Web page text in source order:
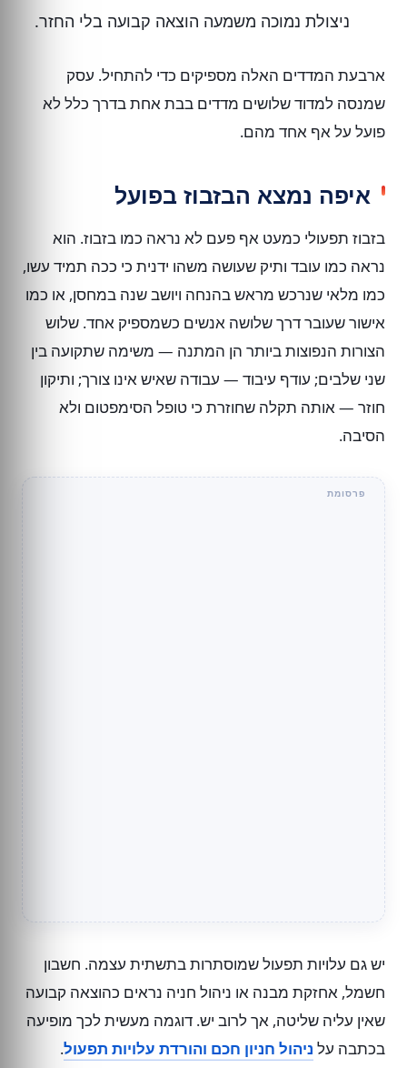
ניצולת נמוכה משמעה הוצאה קבועה בלי החזר.
ארבעת המדדים האלה מספיקים כדי להתחיל. עסק
שמנסה למדוד שלושים מדדים בבת אחת בדרך כלל לא
פועל על אף אחד מהם.
איפה נמצא הבזבוז בפועל
בזבוז תפעולי כמעט אף פעם לא נראה כמו בזבוז. הוא
נראה כמו עובד ותיק שעושה משהו ידנית כי ככה תמיד עשו,
כמו מלאי שנרכש מראש בהנחה ויושב שנה במחסן, או כמו
אישור שעובר דרך שלושה אנשים כשמספיק אחד. שלוש
הצורות הנפוצות ביותר הן המתנה — משימה שתקועה בין
שני שלבים; עודף עיבוד — עבודה שאיש אינו צורך; ותיקון
חוזר — אותה תקלה שחוזרת כי טופל הסימפטום ולא
הסיבה.
יש גם עלויות תפעול שמוסתרות בתשתית עצמה. חשבון
חשמל, אחזקת מבנה או ניהול חניה נראים כהוצאה קבועה
שאין עליה שליטה, אך לרוב יש. דוגמה מעשית לכך מופיעה
בכתבה על ניהול חניון חכם והורדת עלויות תפעול.